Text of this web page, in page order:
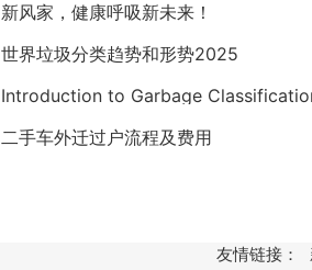
新风家，健康呼吸新未来！
世界垃圾分类趋势和形势2025
Introduction to Garbage
二手车外迁过户流程及费用
友情链接：